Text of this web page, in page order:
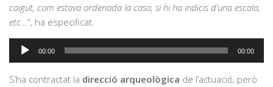
caigut, com estava ordenada la casa, si hi ha indicis d’una escala,
etc…“, ha especificat.
Reproductor
d'àudio
00:00 00:00
S’ha contractat la direcció arqueològica de l’actuació, però